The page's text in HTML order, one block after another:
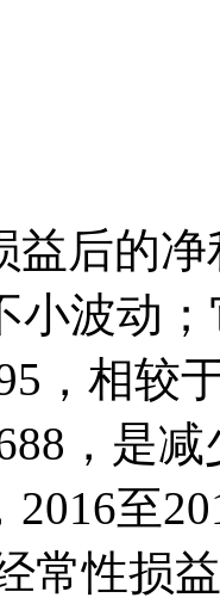
益后的
小波动
，相较
，是
至
常性损